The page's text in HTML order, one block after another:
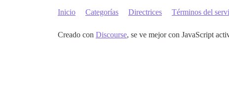
Inicio Categorías Directrices Términos del
Creado con Discourse, se ve mejor con JavaScript